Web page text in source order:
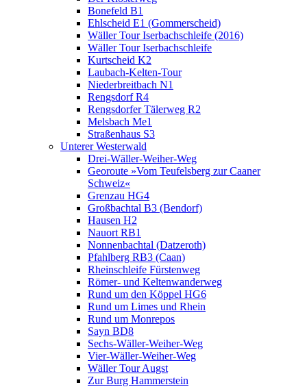
Bonefeld B1
Ehlscheid E1 (Gommerscheid)
Wäller Tour Iserbachschleife (2016)
Wäller Tour Iserbachschleife
Kurtscheid K2
Laubach-Kelten-Tour
Niederbreitbach N1
Rengsdorf R4
Rengsdorfer Tälerweg R2
Melsbach Me1
Straßenhaus S3
Unterer Westerwald
Drei-Wäller-Weiher-Weg
Georoute »Vom Teufelsberg zur Caaner
Schweiz«
Grenzau HG4
Großbachtal B3 (Bendorf)
Hausen H2
Nauort RB1
Nonnenbachtal (Datzeroth)
Pfahlberg RB3 (Caan)
Rheinschleife Fürstenweg
Römer- und Keltenwanderweg
Rund um den Köppel HG6
Rund um Limes und Rhein
Rund um Monrepos
Sayn BD8
Sechs-Wäller-Weiher-Weg
Vier-Wäller-Weiher-Weg
Wäller Tour Augst
Zur Burg Hammerstein